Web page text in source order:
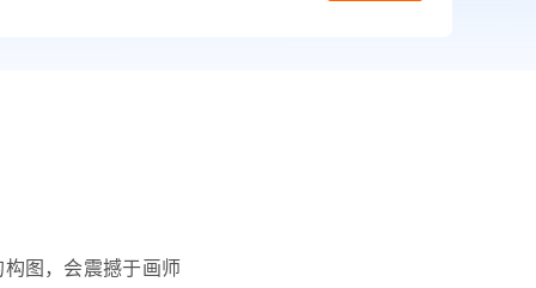
图，会震撼于画师